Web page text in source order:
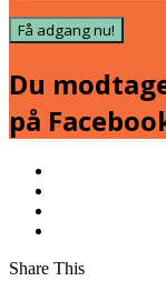
Få adgang nu!
Du
på
Share This